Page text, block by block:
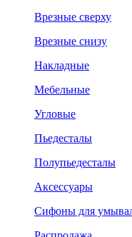
Врезные сверху
Врезные снизу
Накладные
Мебельные
Угловые
Пьедесталы
Полупьедесталы
Аксессуары
Сифоны для